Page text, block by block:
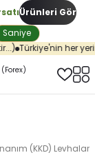
Saniye
Ürünleri Gör
Türkiye'nin her
(KKD) Levhaları